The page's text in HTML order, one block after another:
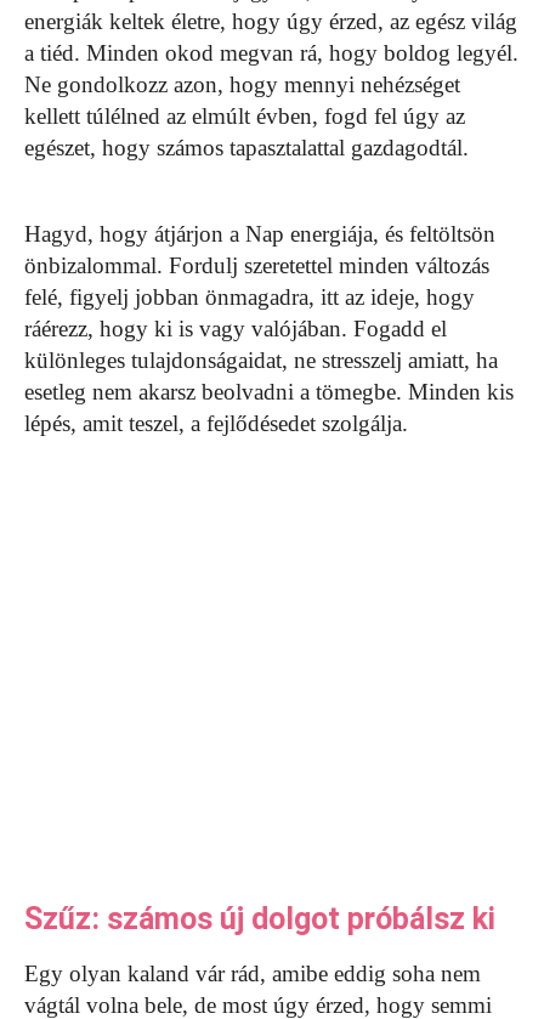
energiák keltek életre, hogy úgy érzed, az egész világ
a tiéd. Minden okod megvan rá, hogy boldog legyél.
Ne gondolkozz azon, hogy mennyi nehézséget
kellett túlélned az elmúlt évben, fogd fel úgy az
egészet, hogy számos tapasztalattal gazdagodtál.
Hagyd, hogy átjárjon a Nap energiája, és feltöltsön
önbizalommal. Fordulj szeretettel minden változás
felé, figyelj jobban önmagadra, itt az ideje, hogy
ráérezz, hogy ki is vagy valójában. Fogadd el
különleges tulajdonságaidat, ne stresszelj amiatt, ha
esetleg nem akarsz beolvadni a tömegbe. Minden kis
lépés, amit teszel, a fejlődésedet szolgálja.
Szűz: számos új dolgot próbálsz ki
Egy olyan kaland vár rád, amibe eddig soha nem
vágtál volna bele, de most úgy érzed, hogy semmi